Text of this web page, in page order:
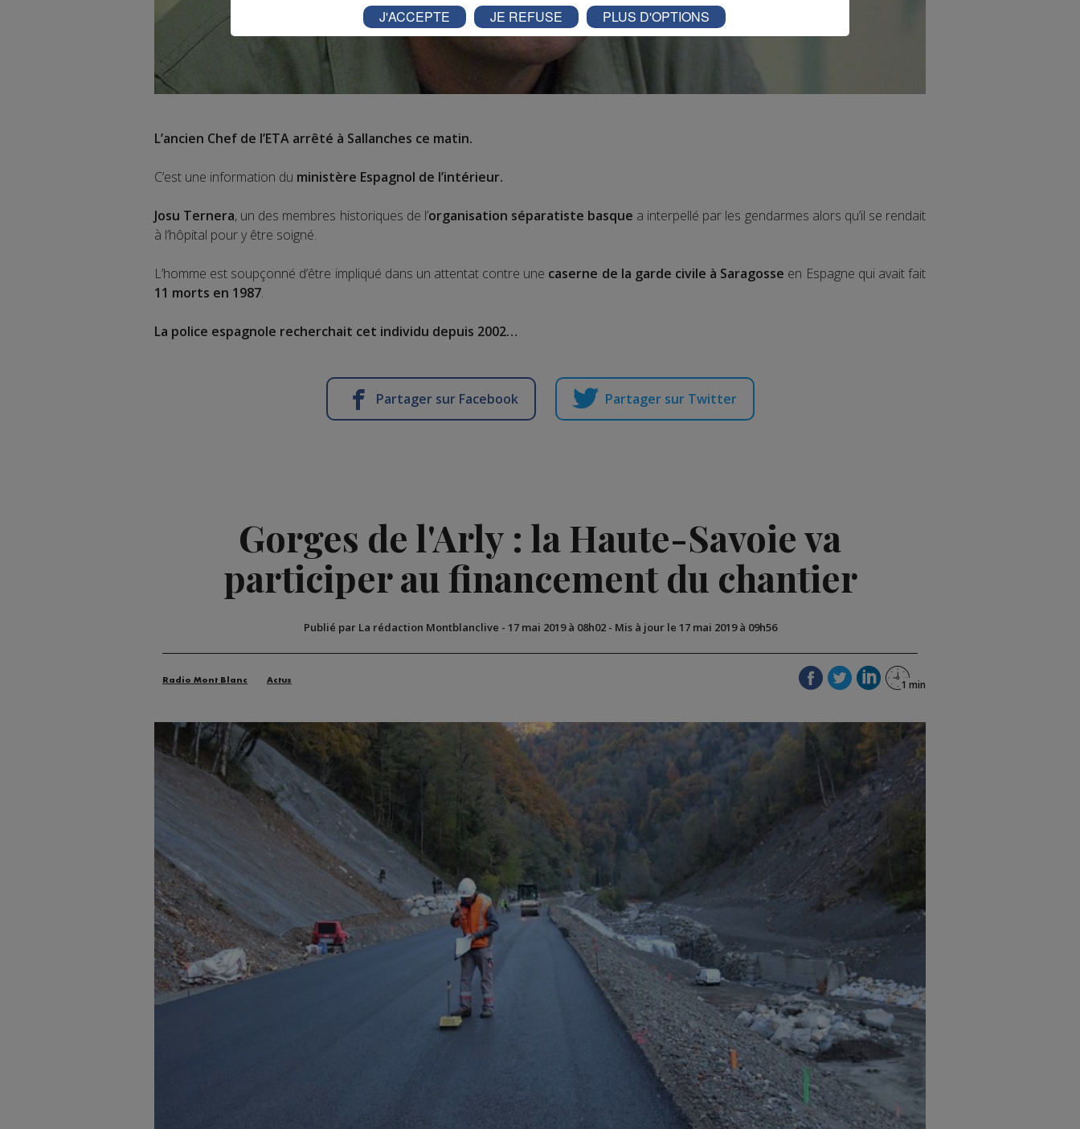
L’ancien Chef de l’ETA arrêté à Sallanches ce matin.
C’est une information du ministère Espagnol de l’intérieur.
Josu Ternera, un des membres historiques de l’organisation séparatiste basque a interpellé par les gendarmes alors qu’il se rendait
à l’hôpital pour y être soigné.
L’homme est soupçonné d’être impliqué dans un attentat contre une caserne de la garde civile à Saragosse en Espagne qui avait fait
11 morts en 1987.
La police espagnole recherchait cet individu depuis 2002…
Partager sur Facebook Partager sur Twitter
Gorges de l'Arly : la Haute-Savoie va
participer au financement du chantier
Publié par La rédaction Montblanclive - 17 mai 2019 à 08h02- Mis à jour le 17 mai 2019 à 09h56
Radio Mont Blanc Actus
J'ACCEPTE JE REFUSE PLUS D'OPTIONS